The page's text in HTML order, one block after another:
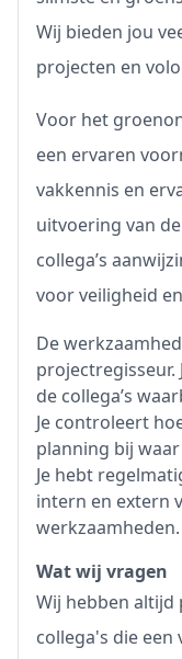
Wij bieden jou
projecten en
Voor het
een ervaren
vakkennis en
uitvoering van
collega’s
voor veiligheid
De
projectregisseur.
de collega’s
Je controleert
planning bij
Je hebt
intern en extern
werkzaamheden.
Wat wij vragen
Wij hebben altijd
collega's die